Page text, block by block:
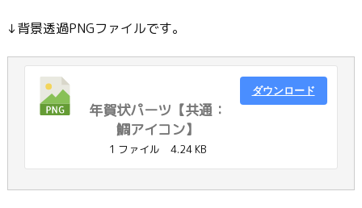
↓背景透過PNGファイルです。
年賀状パーツ【共通：
鯛アイコン】
1 ファイル 4.24 KB
ダウンロード